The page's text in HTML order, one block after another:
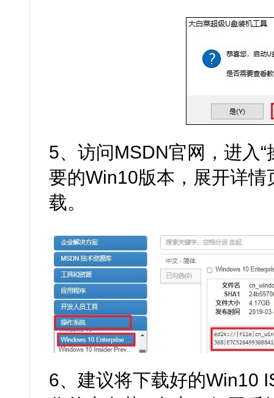
5、访问MSDN官网，进入
要的Win10版本，展开详
载。
6、建议将下载好的Win10